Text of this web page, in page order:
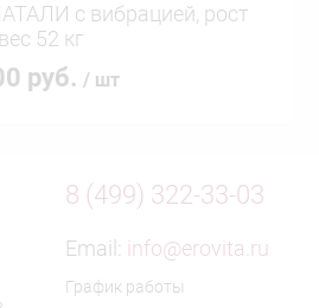
с вибрацией, рост
52 кг
руб. / шт
8 (499) 322-33-03
Email: info@erovita.ru
График работы